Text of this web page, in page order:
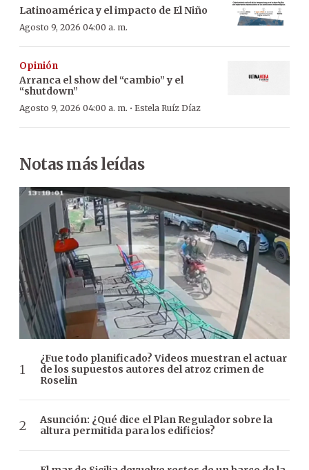
Latinoamérica y el impacto de El Niño
Agosto 9, 2026 04:00 a. m.
Opinión
Arranca el show del “cambio” y el
“shutdown”
Agosto 9, 2026 04:00 a. m. · Estela Ruíz Díaz
Notas más leídas
¿Fue todo planificado? Videos muestran el actuar
de los supuestos autores del atroz crimen de
Roselin
Asunción: ¿Qué dice el Plan Regulador sobre la
altura permitida para los edificios?